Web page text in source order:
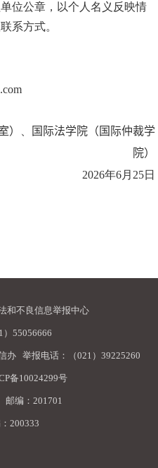
位公章，以个人名义反映情
系方式。
） 、
国际法学院（国际仲裁学
院）
2026年6月 25日
和不良信息举报中心
55056666
办 举报电话：（021）39225260
备10024299号
邮编：201701
200333